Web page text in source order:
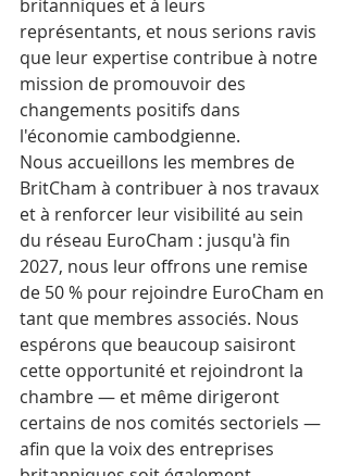
britanniques et à leurs
représentants, et nous serions ravis
que leur expertise contribue à notre
mission de promouvoir des
changements positifs dans
l'économie cambodgienne.
Nous accueillons les membres de
BritCham à contribuer à nos travaux
et à renforcer leur visibilité au sein
du réseau EuroCham : jusqu'à fin
2027, nous leur offrons une remise
de 50 % pour rejoindre EuroCham en
tant que membres associés. Nous
espérons que beaucoup saisiront
cette opportunité et rejoindront la
chambre — et même dirigeront
certains de nos comités sectoriels —
afin que la voix des entreprises